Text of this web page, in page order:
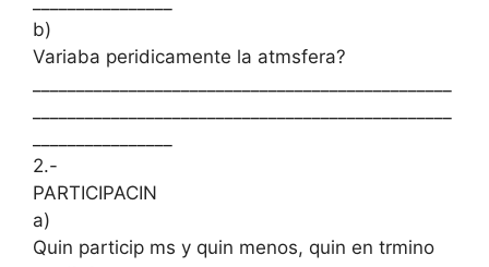
b)
Variaba peridicamente la atmsfera?
2.-
PARTICIPACIN
a)
Quin particip ms y quin menos, quin en trmino